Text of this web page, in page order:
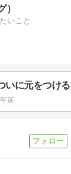
いこと
いに元をつけ
前